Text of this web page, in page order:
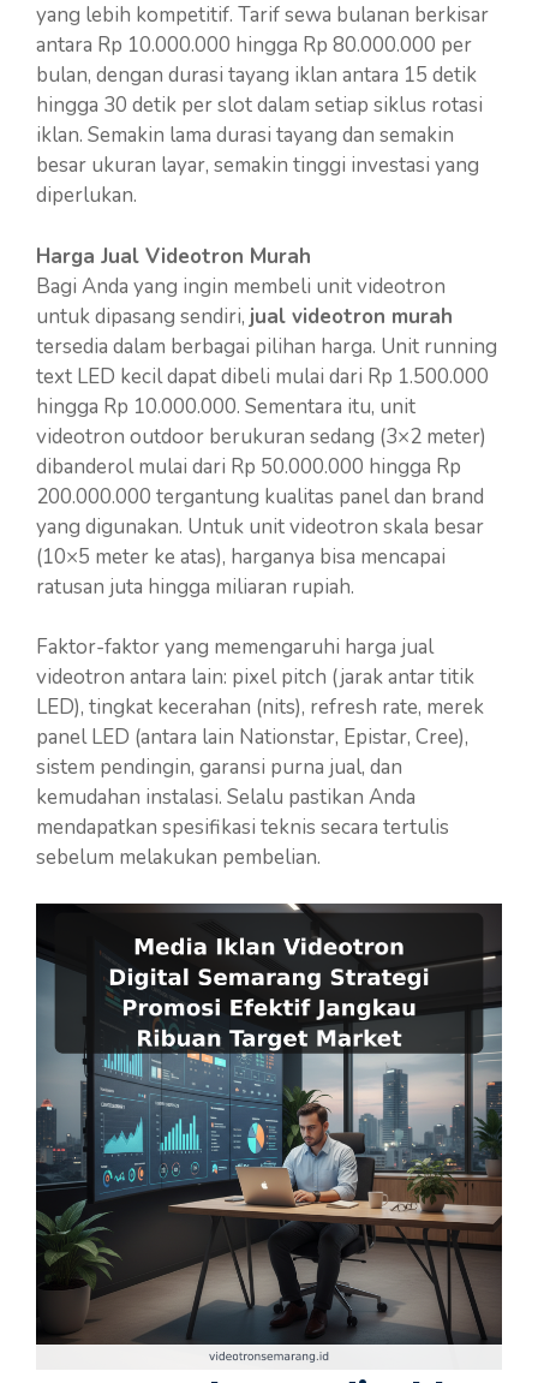
yang lebih kompetitif. Tarif sewa bulanan berkisar
antara Rp 10.000.000 hingga Rp 80.000.000 per
bulan, dengan durasi tayang iklan antara 15 detik
hingga 30 detik per slot dalam setiap siklus rotasi
iklan. Semakin lama durasi tayang dan semakin
besar ukuran layar, semakin tinggi investasi yang
diperlukan.
Harga Jual Videotron Murah
Bagi Anda yang ingin membeli unit videotron
untuk dipasang sendiri, jual videotron murah
tersedia dalam berbagai pilihan harga. Unit running
text LED kecil dapat dibeli mulai dari Rp 1.500.000
hingga Rp 10.000.000. Sementara itu, unit
videotron outdoor berukuran sedang (3×2 meter)
dibanderol mulai dari Rp 50.000.000 hingga Rp
200.000.000 tergantung kualitas panel dan brand
yang digunakan. Untuk unit videotron skala besar
(10×5 meter ke atas), harganya bisa mencapai
ratusan juta hingga miliaran rupiah.
Faktor-faktor yang memengaruhi harga jual
videotron antara lain: pixel pitch (jarak antar titik
LED), tingkat kecerahan (nits), refresh rate, merek
panel LED (antara lain Nationstar, Epistar, Cree),
sistem pendingin, garansi purna jual, dan
kemudahan instalasi. Selalu pastikan Anda
mendapatkan spesifikasi teknis secara tertulis
sebelum melakukan pembelian.